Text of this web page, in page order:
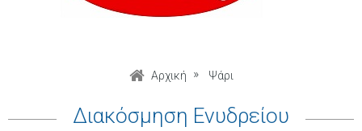
Αρχική Ψάρι
Διακόσμηση Ενυδρείου